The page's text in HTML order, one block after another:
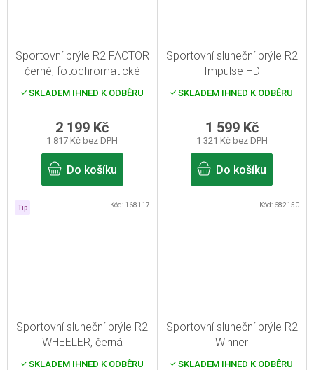
Sportovní brýle R2 FACTOR
černé, fotochromatické
SKLADEM IHNED K ODBĚRU
1 817 Kč bez DPH
2 199 Kč
Do košíku
Sportovní sluneční brýle R2
Impulse HD
SKLADEM IHNED K ODBĚRU
1 321 Kč bez DPH
1 599 Kč
Do košíku
Tip
Sportovní sluneční brýle R2
WHEELER, černá
SKLADEM IHNED K ODBĚRU
Kód: 168117
Sportovní sluneční brýle R2
Winner
SKLADEM IHNED K ODBĚRU
Kód: 682150